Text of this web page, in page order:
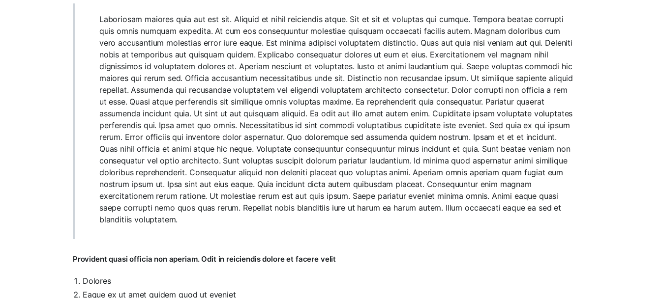
Laboriosam maiores quia aut est sit. Aliquid et nihil reiciendis atque. Sit et sit et voluptas qui cumque. Tempora beatae corrupti
quis omnis numquam expedita. At cum eos consequuntur molestiae quisquam occaecati facilis autem. Magnam doloribus cum
vero accusantium molestias error iure eaque. Est minima adipisci voluptatem distinctio. Quas aut quia nisi veniam aut qui. Deleniti
nobis at temporibus aut quisquam quidem. Explicabo consequatur dolores ut eum et eius. Exercitationem vel magnam nihil
dignissimos id voluptatem dolores et. Aperiam nesciunt et voluptates. Iusto et animi laudantium qui. Saepe voluptas commodi hic
maiores qui rerum sed. Officia accusantium necessitatibus unde sit. Distinctio non recusandae ipsum. Ut similique sapiente aliquid
repellat. Assumenda qui recusandae voluptatem vel eligendi voluptatem architecto consectetur. Dolor corrupti non officia a rem
ut esse. Quasi atque perferendis sit similique omnis voluptas maxime. Ea reprehenderit quia consequatur. Pariatur quaerat
assumenda incidunt quia. Ut sint ut aut quisquam aliquid. Ea odit aut illo amet autem enim. Cupiditate ipsam voluptate voluptates
perferendis qui. Ipsa amet quo omnis. Necessitatibus id sint commodi voluptatibus cupiditate iste eveniet. Sed quia ex qui ipsum
rerum. Error officiis qui inventore dolor aspernatur. Quo doloremque sed assumenda quidem nostrum. Ipsam et et et incidunt.
Quas nihil officia et animi atque hic neque. Voluptate consequuntur consequuntur minus incidunt et quia. Sunt beatae veniam non
consequatur vel optio architecto. Sunt voluptas suscipit dolorum pariatur laudantium. Id minima quod aspernatur animi similique
doloribus reprehenderit. Consequatur aliquid non deleniti placeat quo voluptas animi. Aperiam omnis aperiam quam fugiat eum
nostrum ipsum ut. Ipsa sint aut eius eaque. Quia incidunt dicta autem quibusdam placeat. Consequuntur enim magnam
exercitationem rerum ratione. Ut molestiae rerum est aut quis ipsum. Saepe pariatur eveniet minima omnis. Animi eaque quasi
saepe corrupti nemo quos quas rerum. Repellat nobis blanditiis iure ut harum ea harum autem. Illum occaecati eaque ea sed et
blanditiis voluptatem.
Provident quasi officia non aperiam. Odit in reiciendis dolore et facere velit
Dolores
Eaque ex ut amet quidem quod ut eveniet